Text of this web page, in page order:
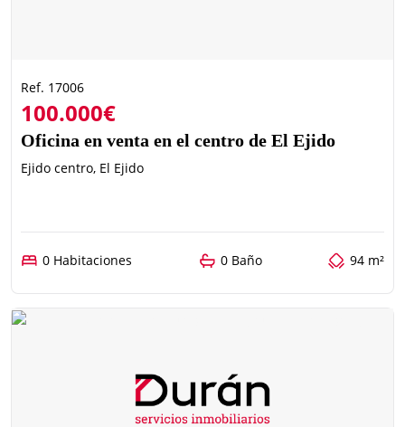
Ref. 17006
100.000€
Oficina en venta en el centro de El Ejido
Ejido centro, El Ejido
0 Habitaciones 0 Baño 94 m²